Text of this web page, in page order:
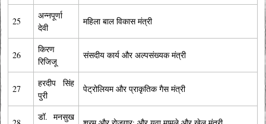
25
अन्नपूर्णा
देवी
महिला बाल विकास मंत्री
26
किरण
रिजिजू
संसदीय कार्य और अल्पसंख्यक मंत्री
27
हरदीप सिंह
पुरी
पेट्रोलियम और प्राकृतिक गैस मंत्री
डॉ. मनसुख